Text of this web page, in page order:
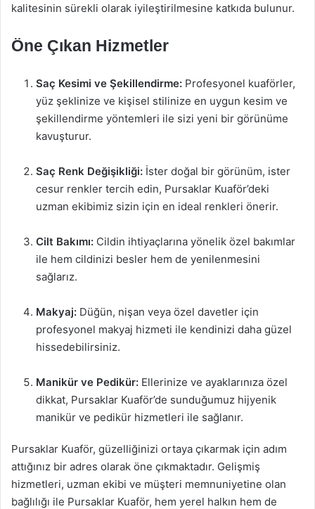
kalitesinin sürekli olarak iyileştirilmesine katkıda bulunur.
Öne Çıkan Hizmetler
Saç Kesimi ve Şekillendirme: Profesyonel kuaförler,
yüz şeklinize ve kişisel stilinize en uygun kesim ve
şekillendirme yöntemleri ile sizi yeni bir görünüme
kavuşturur.
Saç Renk Değişikliği: İster doğal bir görünüm, ister
cesur renkler tercih edin, Pursaklar Kuaför’deki
uzman ekibimiz sizin için en ideal renkleri önerir.
Cilt Bakımı: Cildin ihtiyaçlarına yönelik özel bakımlar
ile hem cildinizi besler hem de yenilenmesini
sağlarız.
Makyaj: Düğün, nişan veya özel davetler için
profesyonel makyaj hizmeti ile kendinizi daha güzel
hissedebilirsiniz.
Manikür ve Pedikür: Ellerinize ve ayaklarınıza özel
dikkat, Pursaklar Kuaför’de sunduğumuz hijyenik
manikür ve pedikür hizmetleri ile sağlanır.
Pursaklar Kuaför, güzelliğinizi ortaya çıkarmak için adım
attığınız bir adres olarak öne çıkmaktadır. Gelişmiş
hizmetleri, uzman ekibi ve müşteri memnuniyetine olan
bağlılığı ile Pursaklar Kuaför, hem yerel halkın hem de